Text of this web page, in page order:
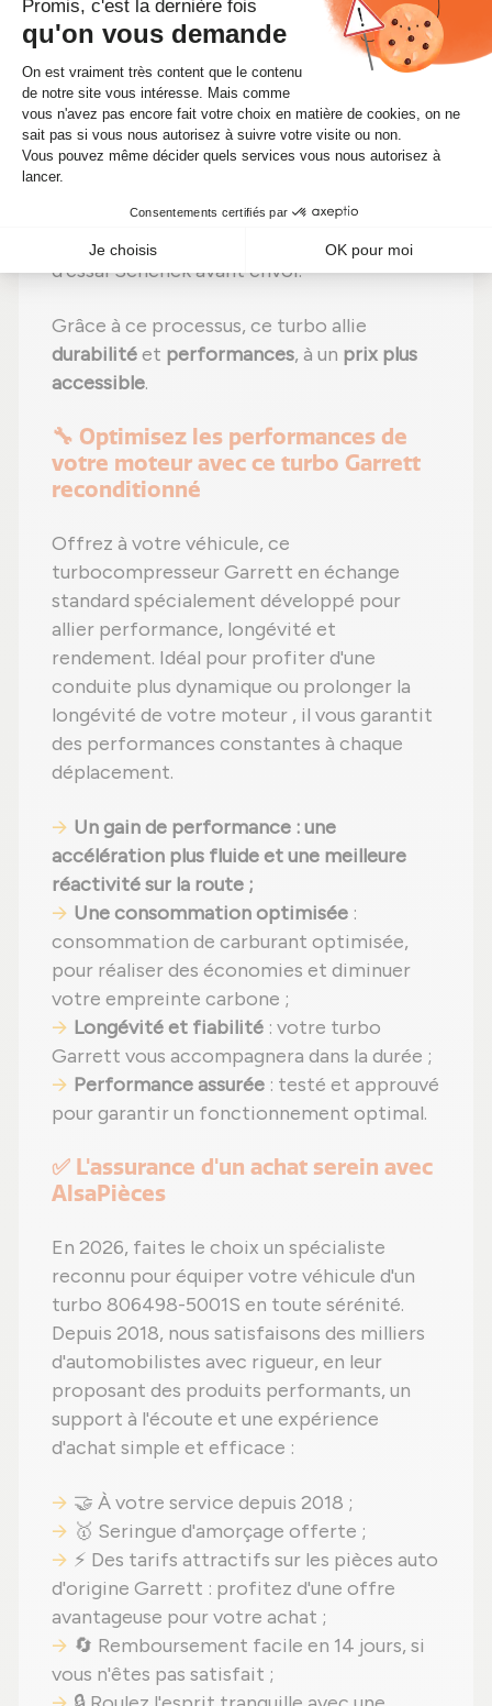
éliminer toute impureté ;
Étape 3 :Examen rigoureux
de tous les
éléments ;
Étape 4 :Remplacement des pièces
abîmées par des composants neufs ;
Étape 5 :Réassemblageavec des
réglages effectués selon les normes du
constructeur ;
Étape 6 :
sur banc
d'essai Schenck avant envoi.
Grâce à ce processus, ce turbo allie
durabilitéet performances, à un prix plus
accessible.
🔧 Optimisez les performances de
votre moteur avec ce turbo Garrett
reconditionné
Offrez à votre véhicule, ce
turbocompresseur Garrett en échange
standard spécialement développé pour
allier performance, longévité et
rendement. Idéal pour profiter d'une
conduite plus dynamique ou prolonger la
longévité de votre moteur , il vous garantit
des performances constantes à chaque
déplacement.
Un gain de performance : une
accélération plus fluide et une meilleure
réactivité sur la route ;
Une consommation optimisée :
consommation de carburant optimisée,
pour réaliser des économies et diminuer
votre empreinte carbone ;
Longévité et fiabilité : votre turbo
Garrett vous accompagnera dans la durée ;
Performance assurée : testé et approuvé
pour garantir un fonctionnement optimal.
✅ L'assurance d'un achat serein avec
AlsaPièces
En 2026, faites le choix un spécialiste
reconnu pour équiper votre véhicule d'un
turbo 806498-5001S en toute sérénité.
Depuis 2018, nous satisfaisons des milliers
d'automobilistes avec rigueur, en leur
proposant des produits performants, un
support à l'écoute et une expérience
d'achat simple et efficace :
🤝 À votre service depuis 2018 ;
🥇 Seringue d'amorçage offerte ;
⚡ Des tarifs attractifs sur les pièces auto
d'origine Garrett : profitez d'une offre
avantageuse pour votre achat ;
🔄 Remboursement facile en 14 jours, si
vous n'êtes pas satisfait ;